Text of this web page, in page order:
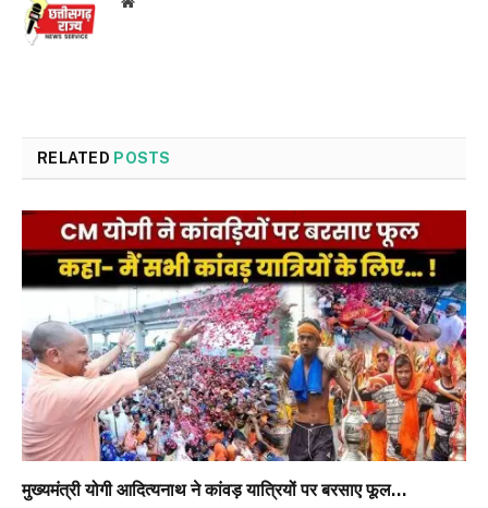
RELATED POSTS
मुख्यमंत्री योगी आदित्यनाथ ने कांवड़ यात्रियों पर बरसाए फूल…